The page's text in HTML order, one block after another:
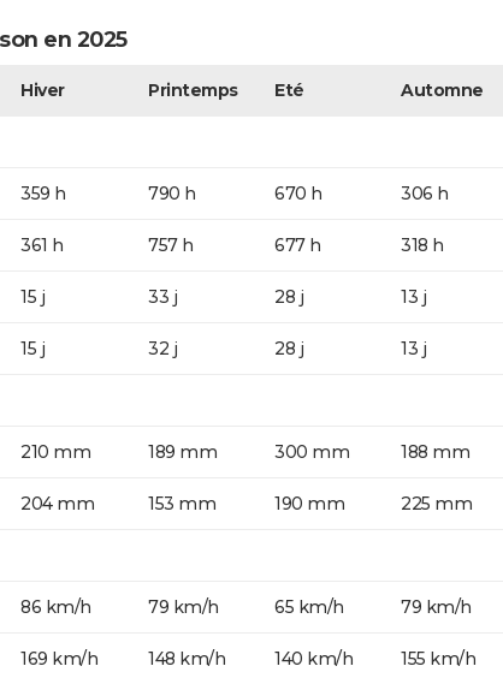
en 2025
Hiver Printemps Eté Automne
359 h 790 h 670 h 306 h
361 h 757 h 677 h 318 h
15 j 33 j 28 j 13 j
15 j 32 j 28 j 13 j
210 mm 189 mm 300 mm 188 mm
204 mm 153 mm 190 mm 225 mm
86 km/h 79 km/h 65 km/h 79 km/h
169 km/h 148 km/h 140 km/h 155 km/h